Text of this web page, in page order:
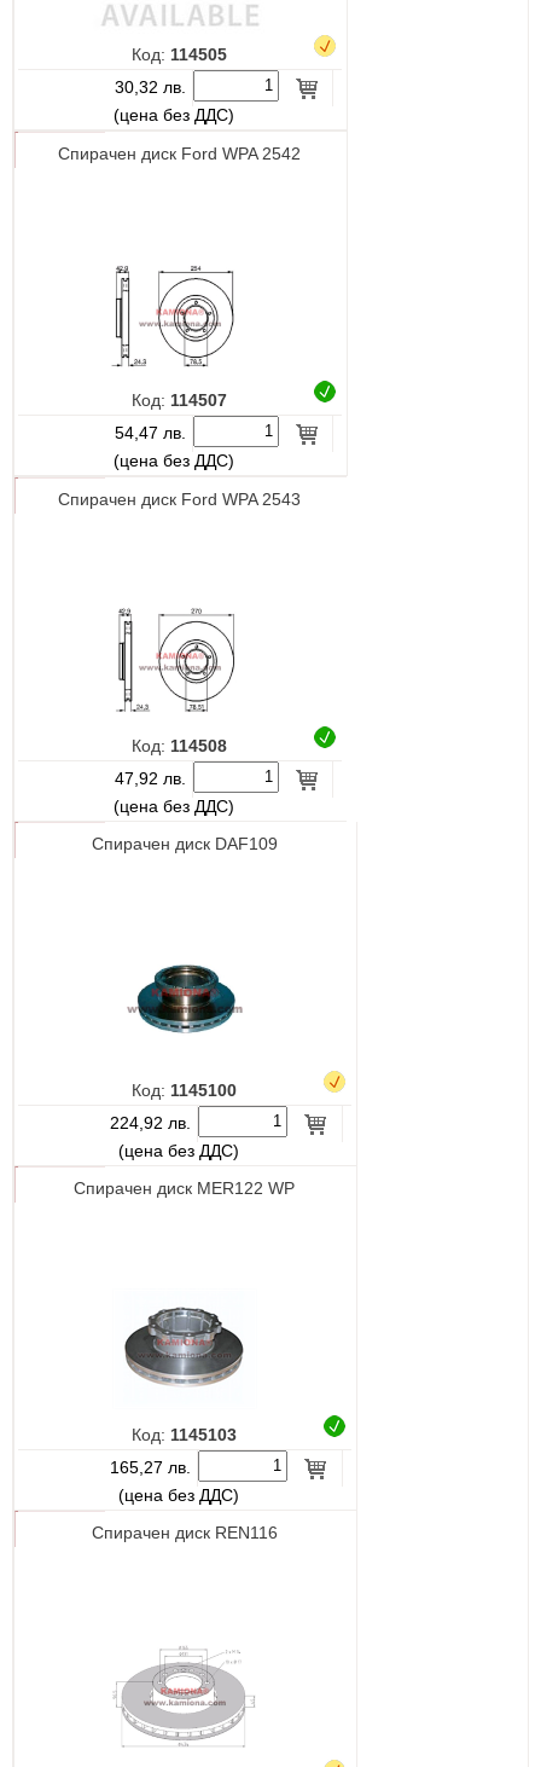
Код:114505
30,32 лв.
(цена без ДДС)
Спирачен диск Ford WPA 2542
Код: 114507
54,47 лв.
(цена без ДДС)
Спирачен диск Ford WPA 2543
Код: 114508
47,92 лв.
(цена без ДДС)
Спирачен диск DAF109
Код: 1145100
224,92 лв.
(цена без ДДС)
Спирачен диск MER122 WP
Код: 1145103
165,27 лв.
(цена без ДДС)
Спирачен диск REN116